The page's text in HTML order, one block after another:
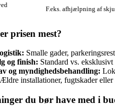
F.eks. afhjælpning af
prisen mest?
Smalle gader,
og finish: Standard vs.
og myndighedsbehandling:
Ældre installationer, fugtskader eller
du bør have med i